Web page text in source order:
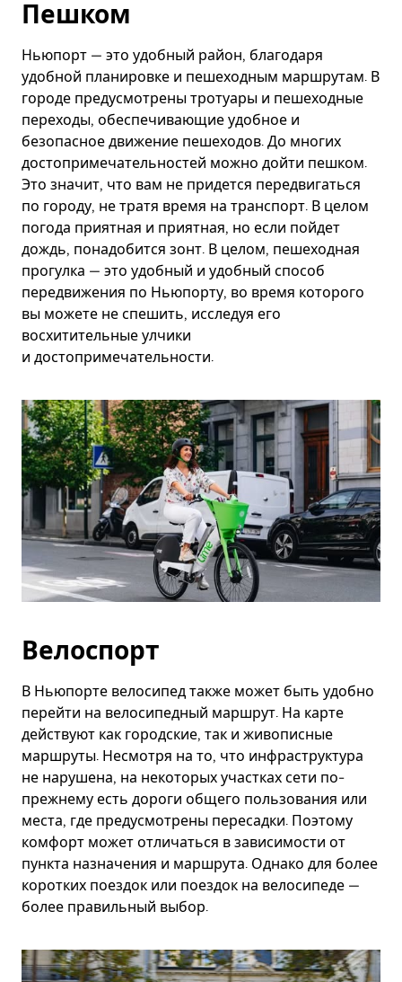
Пешком
Ньюпорт — это удобный район, благодаря
удобной планировке и пешеходным маршрутам. В
городе предусмотрены тротуары и пешеходные
переходы, обеспечивающие удобное и
безопасное движение пешеходов. До многих
достопримечательностей можно дойти пешком.
Это значит, что вам не придется передвигаться
по городу, не тратя время на транспорт. В целом
погода приятная и приятная, но если пойдет
дождь, понадобится зонт. В целом, пешеходная
прогулка — это удобный и удобный способ
передвижения по Ньюпорту, во время которого
вы можете не спешить, исследуя его
восхитительные улчики
и достопримечательности.
Велоспорт
В Ньюпорте велосипед также может быть удобно
перейти на велосипедный маршрут. На карте
действуют как городские, так и живописные
маршруты. Несмотря на то, что инфраструктура
не нарушена, на некоторых участках сети по-
прежнему есть дороги общего пользования или
места, где предусмотрены пересадки. Поэтому
комфорт может отличаться в зависимости от
пункта назначения и маршрута. Однако для более
коротких поездок или поездок на велосипеде —
более правильный выбор.